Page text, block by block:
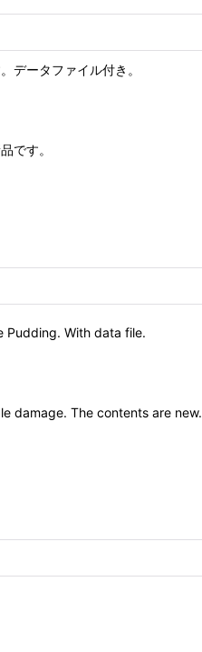
データファイル付き。
です。
Pudding. With data file.
damage. The contents are new.